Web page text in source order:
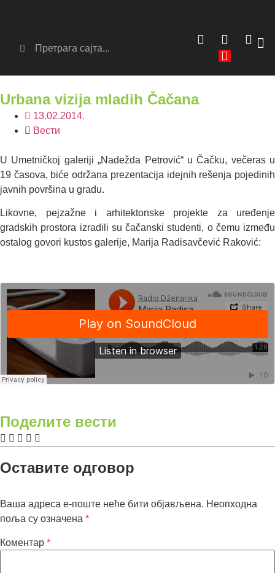
Urbana vizija mladih Čačana
13.02.2014.
Вести
U Umetničkoj galeriji „Nadežda Petrović“ u Čačku, večeras u
19 časova, biće održana prezentacija idejnih rešenja pojedinih
javnih površina u gradu.
Likovne, pejzažne i arhitektonske projekte za uređenje
gradskih prostora izradili su čačanski studenti, o čemu između
ostalog govori kustos galerije, Marija Radisavčević Raković:
Поделите вести
Оставите одговор
Ваша адреса е-поште неће бити објављена. Неопходна
поља су означена *
Коментар *